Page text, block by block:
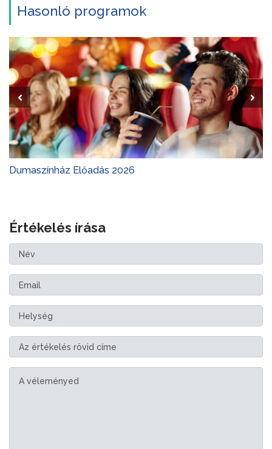
Hasonló programok
Dumaszínház Előadás 2026
Értékelés írása